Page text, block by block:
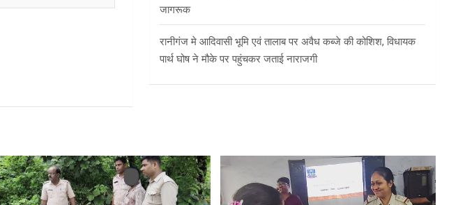
जागरूक
रानीगंज मे आदिवासी भूमि एवं तालाब पर अवैध कब्जे की कोशिश, विधायक
पार्थ घोष ने मौके पर पहुंचकर जताई नाराजगी